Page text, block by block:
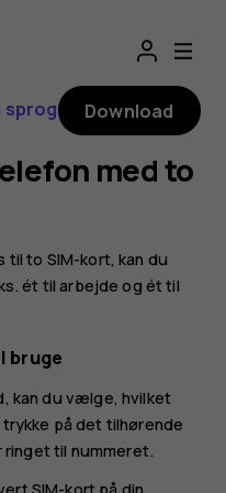
Download
med to
til to SIM-kort, kan du
ét til arbejde og ét til
bruge
kan du vælge, hvilket
på det tilhørende
ringet til nummeret.